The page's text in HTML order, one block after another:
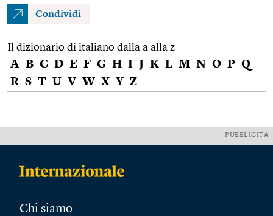
Condividi
Il dizionario di italiano dalla a alla z
A B C D E F G H I J K L M N O P Q
R S T U V W X Y Z
PUBBLICITÀ
Chi siamo